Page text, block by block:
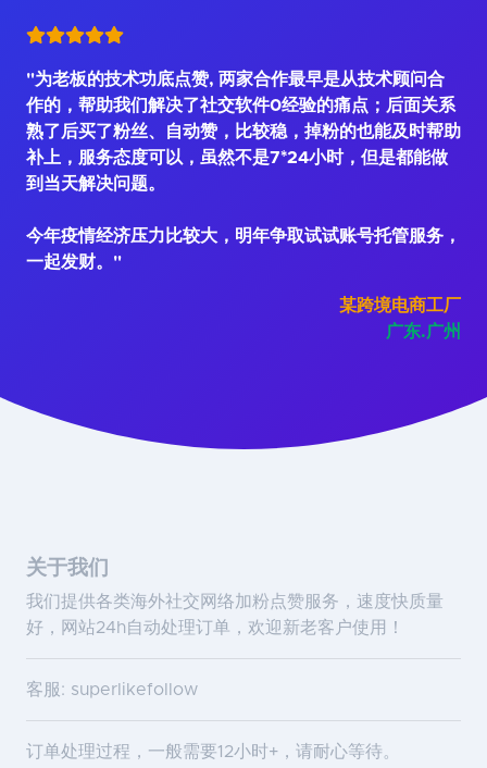
"为老板的技术功底点赞, 两家合作最早是从技术顾问合
作的，帮助我们解决了社交软件0经验的痛点；后面关系
熟了后买了粉丝、自动赞，比较稳，掉粉的也能及时帮助
补上，服务态度可以，虽然不是7*24小时，但是都能做
到当天解决问题。
今年疫情经济压力比较大，明年争取试试账号托管服务，
一起发财。"
某跨境电商工厂
广东.广州
关于我们
我们提供各类海外社交网络加粉点赞服务，速度快质量
好，网站24h自动处理订单，欢迎新老客户使用！
客服: superlikefollow
订单处理过程，一般需要12小时+，请耐心等待。